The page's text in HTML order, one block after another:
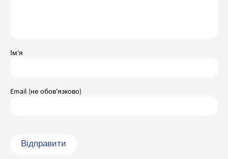
Ім'я
Email (не обов'язково)